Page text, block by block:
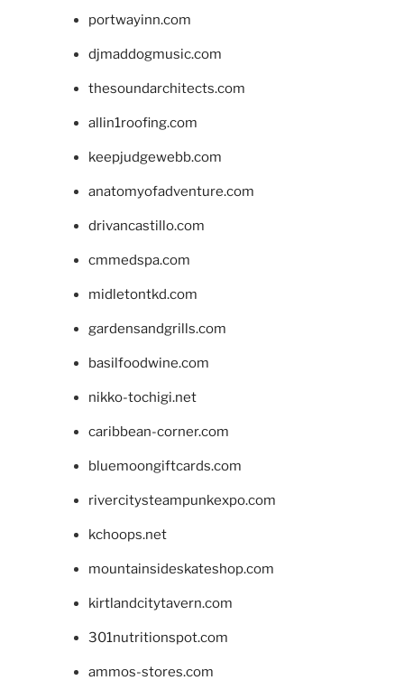
portwayinn.com
djmaddogmusic.com
thesoundarchitects.com
allin1roofing.com
keepjudgewebb.com
anatomyofadventure.com
drivancastillo.com
cmmedspa.com
midletontkd.com
gardensandgrills.com
basilfoodwine.com
nikko-tochigi.net
caribbean-corner.com
bluemoongiftcards.com
rivercitysteampunkexpo.com
kchoops.net
mountainsideskateshop.com
kirtlandcitytavern.com
301nutritionspot.com
ammos-stores.com